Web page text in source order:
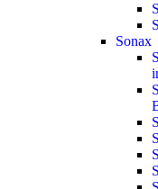
Sonax